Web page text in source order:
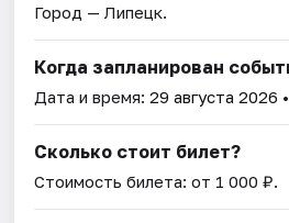
Город — Липецк.
Когда запланирован
Дата и время:29 августа 2026
Сколько стоит билет?
Стоимость билета: от 1 000 ₽.